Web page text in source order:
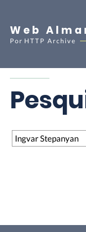
Web
Por HTTP Archive
Pesquisa